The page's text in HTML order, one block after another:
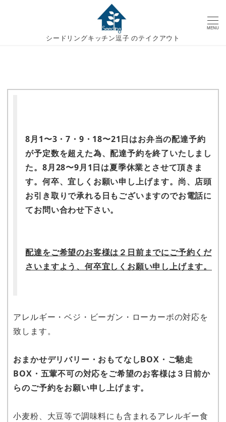
シードリングキッチン逗子 のテイクアウト
MENU
8月1〜3・7・9・18〜21日はお弁当の配達予約
が予定数を超えた為、配達予約を終了いたしまし
た。8月28〜9月1日は夏季休業とさせて頂きま
す。 何卒、宜しくお願い申し上げます。尚、店頭
お引き取りで承れる日もございますのでお電話に
てお問い合わせ下さい。
配達をご希望のお客様は２日前までにご予約くだ
さいますよう、何卒宜しくお願い申し上げます。
アレルギー・ベジ・ビーガン・ローカーボの対応を
致します。
おまかせデリバリー・おもてなしBOX・ご馳走
BOX・五葷不可の対応をご希望のお客様は３日前か
らのご予約をお願い申し上げます。
小麦粉、大豆等で調味料にも含まれるアレルギー食